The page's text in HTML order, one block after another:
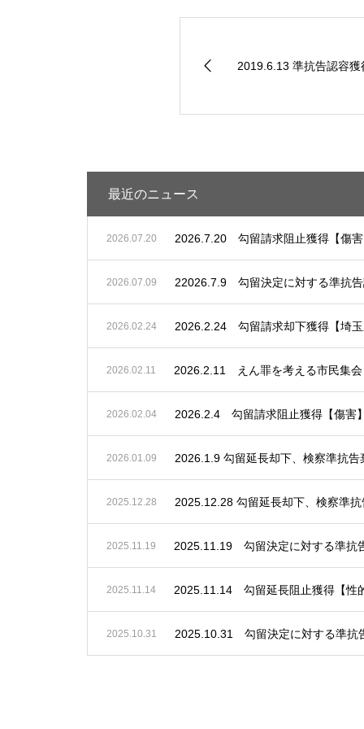
2019.6.13 準抗告認容
最近のニュース
2026.07.20 2026.7.20 勾留請求阻止獲得【傷
2026.07.09 22026.7.9 勾留決定に対する準抗
2026.02.24 2026.2.24 勾留請求却下獲得【埼
2026.02.11
2026.02.04 2026.2.4 勾留請求阻止獲得【傷害
2026.01.09 2026.1.9 勾留延長却下、検察準抗
2025.12.28 2025.12.28 勾留延長却下、検察準
2025.11.19 2025.11.19 勾留決定に対する準抗
2025.11.14 2025.11.14 勾留延長阻止獲得【性
2025.10.31 2025.10.31 勾留決定に対する準抗